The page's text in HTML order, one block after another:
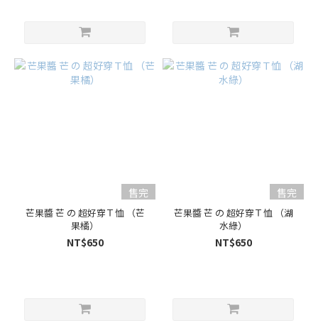
售完
芒果醬 芒 の 超好穿Ｔ恤 （芒
果橘）
NT$650
售完
芒果醬 芒 の 超好穿Ｔ恤 （湖
水綠）
NT$650